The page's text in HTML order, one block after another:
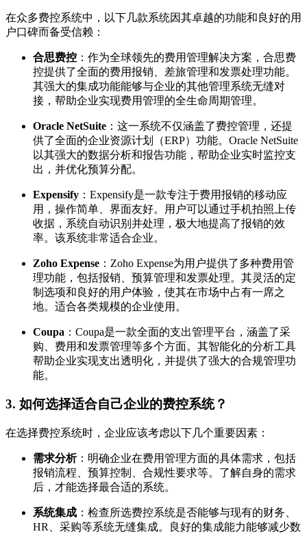
在众多费控系统中，以下几款系统因其卓越的功能和良好的用
户口碑而备受信赖：
合思费控 ：作为全球领先的费用管理解决方案，合思费
控提供了全面的费用报销、差旅管理和发票处理功能。
其强大的集成功能能够与企业的其他管理系统无缝对
接，帮助企业实现费用管理的全生命周期管理。
Oracle NetSuite ：这一系统不仅涵盖了费控管理，还提
供了全面的企业资源计划（ERP）功能。Oracle NetSuite
以其强大的数据分析和报告功能，帮助企业实时监控支
出，并优化预算分配。
Expensify ：Expensify是一款专注于费用报销的移动应
用，操作简单、界面友好。用户可以通过手机拍照上传
收据，系统自动识别并处理，极大地提高了报销的效
率。该系统非常适合企业。
Zoho Expense ：Zoho Expense为用户提供了多种费用管
理功能，包括报销、预算管理和发票处理。其灵活的定
制选项和良好的用户体验，使其在市场中占有一席之
地。适合各类规模的企业使用。
Coupa ：Coupa是一款全面的支出管理平台，涵盖了采
购、费用和发票管理等多个方面。其智能化的分析工具
帮助企业实现支出透明化，并提供了强大的合规管理功
能。
3. 如何选择适合自己企业的费控系统？
在选择费控系统时，企业应该考虑以下几个重要因素：
需求分析：明确企业在费用管理方面的具体需求，包括
报销流程、预算控制、合规性要求等。了解自身的需求
后，才能选择最合适的系统。
系统集成 ：检查所选费控系统是否能够与现有的财务、
HR、采购等系统无缝集成。良好的集成能力能够减少数